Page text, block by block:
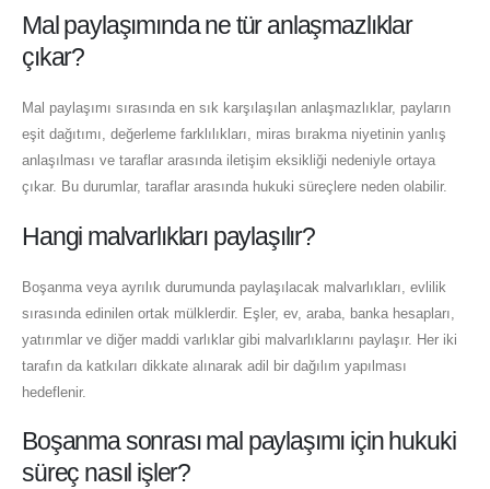
Mal paylaşımında ne tür anlaşmazlıklar
çıkar?
Mal paylaşımı sırasında en sık karşılaşılan anlaşmazlıklar, payların
eşit dağıtımı, değerleme farklılıkları, miras bırakma niyetinin yanlış
anlaşılması ve taraflar arasında iletişim eksikliği nedeniyle ortaya
çıkar. Bu durumlar, taraflar arasında hukuki süreçlere neden olabilir.
Hangi malvarlıkları paylaşılır?
Boşanma veya ayrılık durumunda paylaşılacak malvarlıkları, evlilik
sırasında edinilen ortak mülklerdir. Eşler, ev, araba, banka hesapları,
yatırımlar ve diğer maddi varlıklar gibi malvarlıklarını paylaşır. Her iki
tarafın da katkıları dikkate alınarak adil bir dağılım yapılması
hedeflenir.
Boşanma sonrası mal paylaşımı için hukuki
süreç nasıl işler?